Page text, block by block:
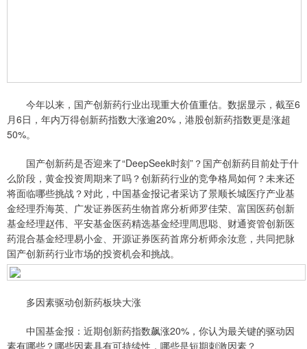
今年以来，国产创新药行业出现重大价值重估。数据显示，截至6
月6日，年内万得创新药指数大涨逾20%，港股创新药指数更是涨超
50%。
国产创新药是否迎来了“DeepSeek时刻”？国产创新药目前处于什
么阶段，黄金投资周期来了吗？创新药行业的竞争格局如何？未来还
将面临哪些挑战？对此，中国基金报记者采访了景顺长城医疗产业基
金经理乔海英、广发证券医药生物首席分析师罗佳荣、富国医药创新
基金经理赵伟、平安基金医药精选基金经理周思聪、财通资管创新医
药混合基金经理易小金、开源证券医药首席分析师余汝意，共同把脉
国产创新药行业市场的投资机会和挑战。
多因素驱动创新药板块大涨
中国基金报：近期创新药指数飙涨20%，你认为最关键的驱动因
素有哪些？哪些因素具有可持续性，哪些是短期刺激因素？